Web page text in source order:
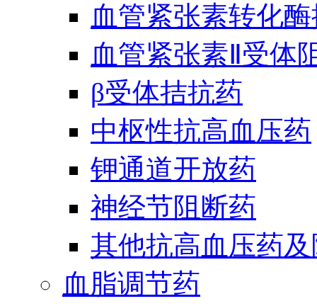
血管紧张素转化
血管紧张素Ⅱ受体
β受体拮抗药
中枢性抗高血压药
钾通道开放药
神经节阻断药
其他抗高血压药
血脂调节药